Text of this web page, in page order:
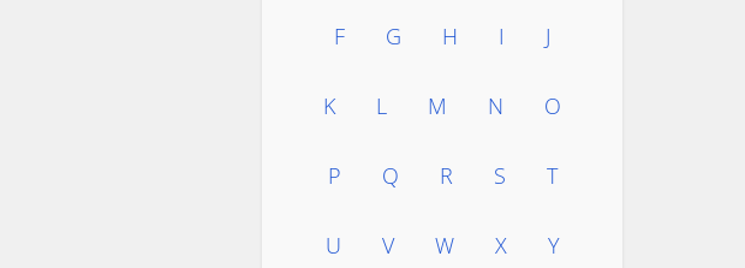
F G H I J
K L M N O
P Q R S T
U V W X Y